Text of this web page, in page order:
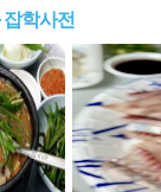
학사전